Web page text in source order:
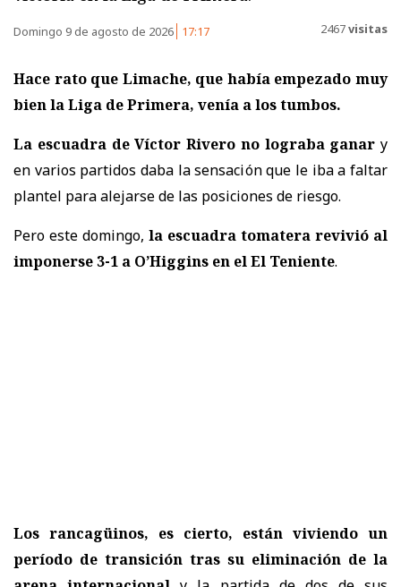
Domingo 9 de agosto de 2026 17:17 2467visitas
Hace rato que Limache, que había empezado muy
bien la Liga de Primera, venía a los tumbos.
La escuadra de Víctor Rivero no lograba ganar y
en varios partidos daba la sensación que le iba a faltar
plantel para alejarse de las posiciones de riesgo.
Pero este domingo, la escuadra tomatera revivió al
imponerse 3-1 a O’Higgins en el El Teniente.
Los rancagüinos, es cierto, están viviendo un
período de transición tras su eliminación de la